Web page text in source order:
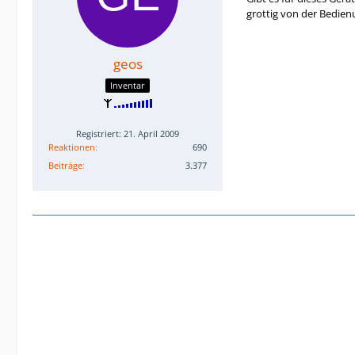
geos
Inventar
Registriert: 21. April 2009
Reaktionen
690
Beiträge
3.377
grottig von der